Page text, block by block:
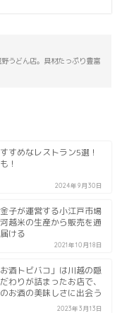
うどん店。具材たっぷり豊富
すめなレストラン5選！
！
2024年9月30日
子が運営する小江戸市場
越米の生産から販売を通
ける
2021年10月18日
酒トビバコ」は川越の隠
わりが詰まったお店で、
お酒の美味しさに出会う
2023年3月13日